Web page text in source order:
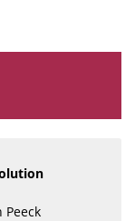
Peeck